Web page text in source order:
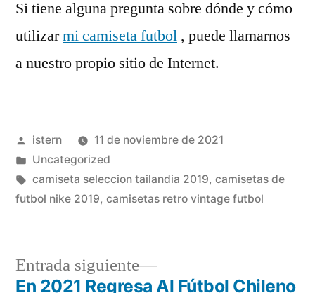
Si tiene alguna pregunta sobre dónde y cómo
utilizarmi camiseta futbol , puede llamarnos
a nuestro propio sitio de Internet.
Publicado
por
istern
11 de noviembre de 2021
Publicado
en
Uncategorized
Etiquetas:
camiseta seleccion tailandia 2019, camisetas de
futbol nike 2019, camisetas retro vintage futbol
Entrada siguiente
Entrada
siguiente:
En 2021 Regresa Al Fútbol Chileno